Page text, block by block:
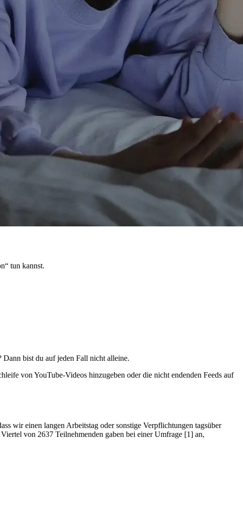
tun kannst.
Dann bist du auf jeden Fall nicht alleine.
von YouTube-Videos hinzugeben oder die nicht endenden Feeds auf
wir einen langen Arbeitstag oder sonstige Verpflichtungen tagsüber
von 2637 Teilnehmenden gaben bei einer Umfrage [1] an,